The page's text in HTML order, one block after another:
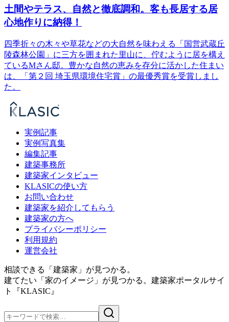
土間やテラス、自然と徹底調和。客も長居する居
心地作りに納得！
四季折々の木々や草花などの大自然を味わえる「国営武蔵丘
陵森林公園」に三方を囲まれた里山に、佇むように居を構え
ているMさん邸。豊かな自然の恵みを存分に活かした住まい
は、「第２回 埼玉県環境住宅賞」の最優秀賞を受賞しまし
た。
実例記事
実例写真集
編集記事
建築事務所
建築家インタビュー
KLASICの使い方
お問い合わせ
建築家を紹介してもらう
建築家の方へ
プライバシーポリシー
利用規約
運営会社
相談できる「建築家」が見つかる。
建てたい「家のイメージ」が見つかる。 建築家ポータルサイ
ト『KLASIC』